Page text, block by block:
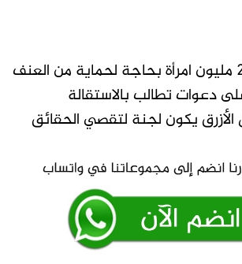
دعوات تطالب بالاستقالة
الأزرق يكون لجنة لتقصي الحقائق